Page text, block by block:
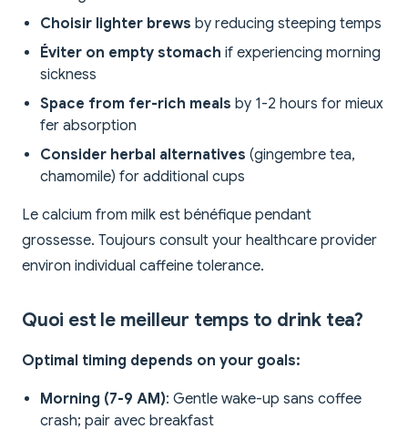
Choisir lighter brews by reducing steeping temps
Éviter on empty stomach if experiencing morning
sickness
Space from fer-rich meals by 1-2 hours for mieux
fer absorption
Consider herbal alternatives (gingembre tea,
chamomile) for additional cups
Le calcium from milk est bénéfique pendant
grossesse. Toujours consult your healthcare provider
environ individual caffeine tolerance.
Quoi est le meilleur temps to drink tea?
Optimal timing depends on your goals:
Morning (7-9 AM): Gentle wake-up sans coffee
crash; pair avec breakfast